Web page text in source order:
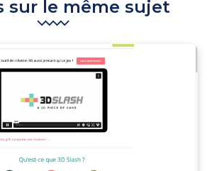
sur le même sujet